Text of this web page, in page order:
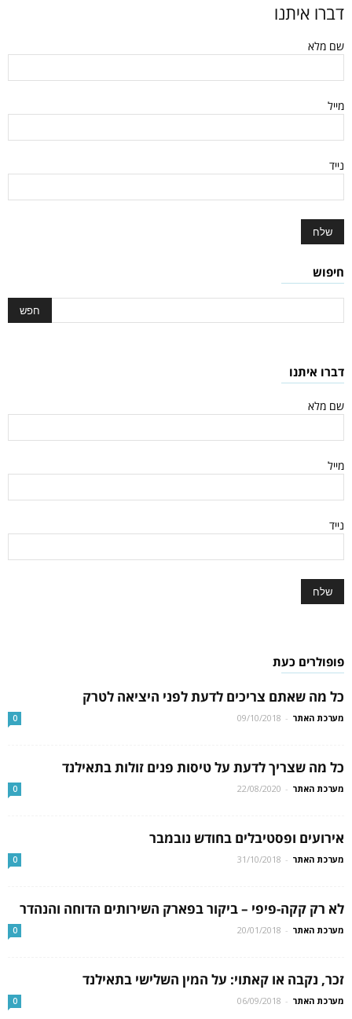
דברו איתנו
שם מלא
מייל
נייד
חיפוש
דברו איתנו
שם מלא
מייל
נייד
פופולרים כעת
כל מה שאתם צריכים לדעת לפני היציאה לטרק
מערכת האתר -
09/10/2018
0
כל מה שצריך לדעת על טיסות פנים זולות בתאילנד
מערכת האתר -
22/08/2020
0
אירועים ופסטיבלים בחודש נובמבר
מערכת האתר -
31/10/2018
0
לא רק קקה-פיפי – ביקור בפארק השירותים הדוחה והנהדר
מערכת האתר -
20/01/2018
0
זכר, נקבה או קאתוי: על המין השלישי בתאילנד
מערכת האתר -
06/09/2018
0